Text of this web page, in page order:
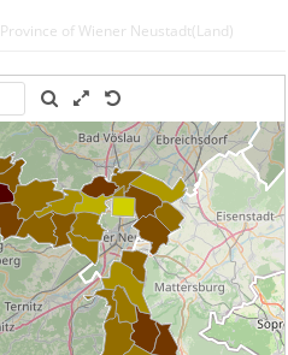
Province of Wiener Neustadt(Land)